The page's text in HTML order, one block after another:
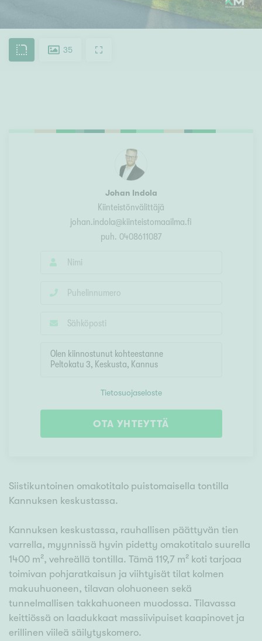
35
Johan Indola
Kiinteistönvälittäjä
johan.indola@kiinteistomaailma.fi
puh. 0408611087
Tietosuojaseloste
OTA YHTEYTTÄ
Siistikuntoinen omakotitalo puistomaisella tontilla
Kannuksen keskustassa.
Kannuksen keskustassa, rauhallisen päättyvän tien
varrella, myynnissä hyvin pidetty omakotitalo suurella
1400 m², vehreällä tontilla. Tämä 119,7 m² koti tarjoaa
toimivan pohjaratkaisun ja viihtyisät tilat kolmen
makuuhuoneen, tilavan olohuoneen sekä
tunnelmallisen takkahuoneen muodossa. Tilavassa
keittiössä on laadukkaat massiivipuiset kaapinovet ja
erillinen viileä säilytyskomero.